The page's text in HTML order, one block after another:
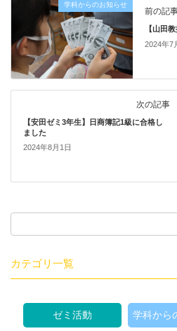
学科からのお知らせ
前の記
【山田
2024年7
次の記事
【安田ゼミ3年生】日商簿記1級に合格し
ました
2024年8月1日
カテゴリ一覧
ゼミ活動 学科から